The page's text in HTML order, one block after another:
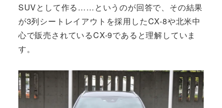
SUVとして作る……というのが回答で、その結果
が3列シートレイアウトを採用したCX-8や北米中
心で販売されているCX-9であると理解していま
す。